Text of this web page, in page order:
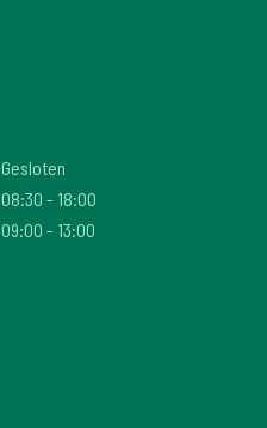
Gesloten
08:30 - 18:00
09:00 - 13:00